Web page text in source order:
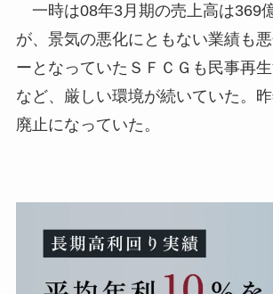
一時は08年3月期の売上高は369
が、景気の悪化にともない業績も
ーとなっていたＳＦＣＧも民事再
など、厳しい環境が続いていた。
廃止になっていた。